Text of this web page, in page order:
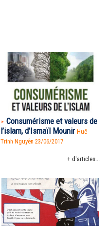
Consumérisme et valeurs de
l’islam, d’Ismaïl Mounir Huê
Trinh Nguyên 23/06/2017
+ d'articles...